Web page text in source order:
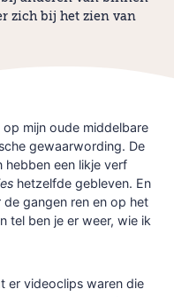
zich bij het zien van
mijn oude middelbare
gewaarwording. De
hebben een likje verf
hetzelfde gebleven. En
gangen ren en op het
tel ben je er weer, wie ik
er videoclips waren die